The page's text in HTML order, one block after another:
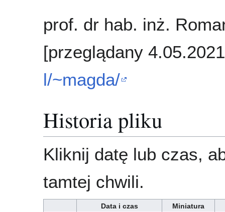
prof. dr hab. inż.
[przeglądany
l/~magda/
Historia pliku
Kliknij datę lub czas,
tamtej chwili.
Data i czas
Miniatura